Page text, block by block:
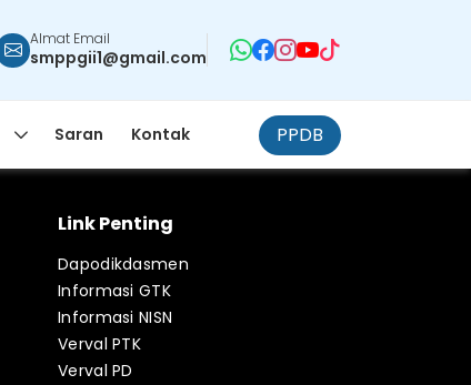
Almat Email
smppgii1@gmail.com
Saran Kontak PPDB
Link Penting
Dapodikdasmen
Informasi GTK
Informasi NISN
Verval PTK
Verval PD